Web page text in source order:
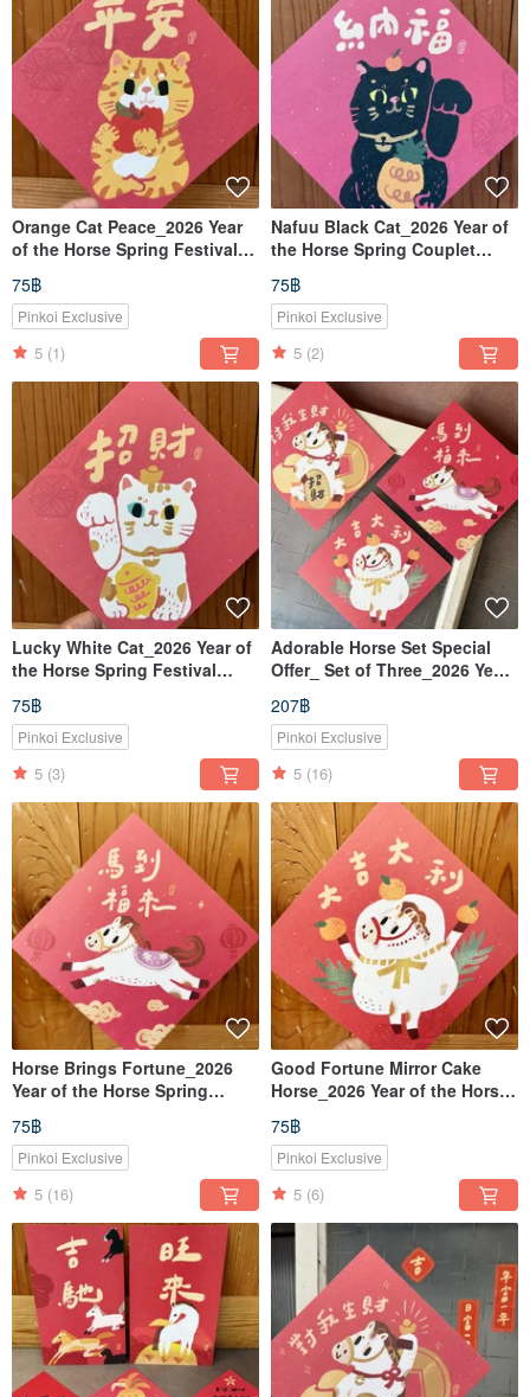
Orange Cat Peace_2026 Year
of the Horse Spring Festival
Postcard
75฿
Pinkoi Exclusive
5 (1)
Nafuu Black Cat_2026 Year of
the Horse Spring Couplet
75฿
Pinkoi Exclusive
5 (2)
Lucky White Cat_2026 Year of
the Horse Spring Festival
Postcard
75฿
Pinkoi Exclusive
5 (3)
Adorable Horse Set Special
Offer_ Set of Three_2026 Year
Square_Also a Postcard
207฿
Pinkoi Exclusive
5 (16)
Horse Brings Fortune_2026
Year of the Horse Spring
Postcard
75฿
Pinkoi Exclusive
5 (16)
Good Fortune Mirror Cake
Horse_2026 Year of the Horse
(Doufang)_Also a Postcard
75฿
Pinkoi Exclusive
5 (6)